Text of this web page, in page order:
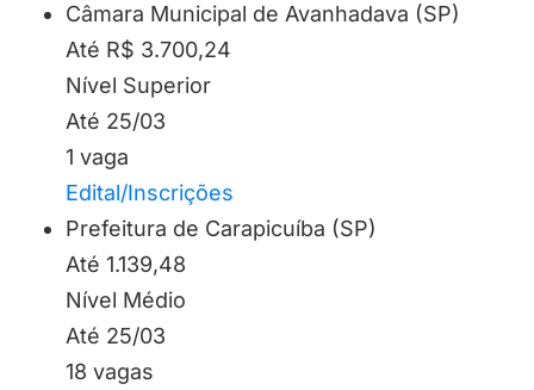
Câmara Municipal de Avanhadava (SP)
Até R$ 3.700,24
Nível Superior
Até 25/03
1 vaga
Edital/Inscrições
Prefeitura de Carapicuíba (SP)
Até 1.139,48
Nível Médio
Até 25/03
18 vagas